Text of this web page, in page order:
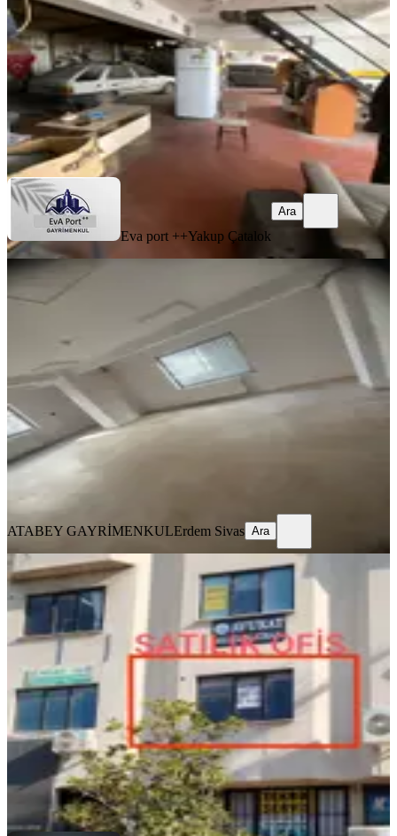
2 Oda
350 m² 14.04.2026
9.750.000 ₺
Eva port ++Yakup Çatalok
Ara
Eva port ++Yakup Çatalok
Ara
Denizli Merkezefendi Belediyesi Arkası
Saltak Civarı 70m2 Asansörlü Satılık
Büro Ofis
Merkezefendi, Sırakapılar Mahallesi
70 m²·3. Kat ·23.05.2026
2.250.000 ₺
ATABEY GAYRİMENKUL
Ara
ATABEY GAYRİMENKULErdem Sivas Ara
Denizli G.m.k.bulvarı Çınar Merkez
Bankası Karşısı 1.kat Ofis
Merkezefendi, Sırakapılar Mahallesi
2 Oda·21 m²·1. Kat·02.01.2026
1.400.000 ₺
ISMAR EMLAK MÜSAVIRLIGI Halil İŞMAR